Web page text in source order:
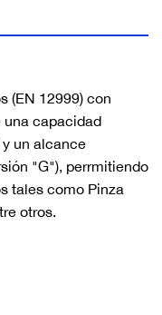
(EN 12999) con
una capacidad
y un alcance
"G"), perrmitiendo
tales como Pinza
otros.